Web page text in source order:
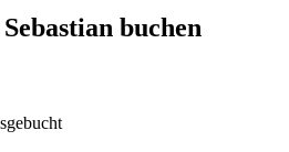
buchen